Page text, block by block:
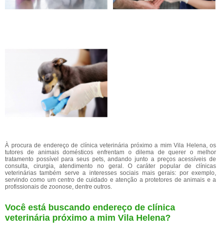
À procura de endereço de clínica veterinária próximo a mim Vila Helena, os
tutores de animais domésticos enfrentam o dilema de querer o melhor
tratamento possível para seus pets, andando junto a preços acessíveis de
consulta, cirurgia, atendimento no geral. O caráter popular de clínicas
veterinárias também serve a interesses sociais mais gerais: por exemplo,
servindo como um centro de cuidado e atenção a protetores de animais e a
profissionais de zoonose, dentre outros.
Você está buscando endereço de clínica
veterinária próximo a mim Vila Helena?